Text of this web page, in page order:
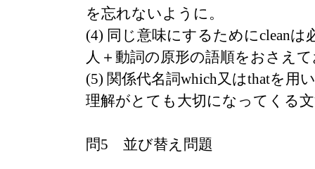
を忘れないように。
(4) 同じ意味にするためにcleanは
人＋動詞の原形の語順をおさえ
(5) 関係代名詞which又はthatを用
理解がとても大切になってくる
問5 並び替え問題